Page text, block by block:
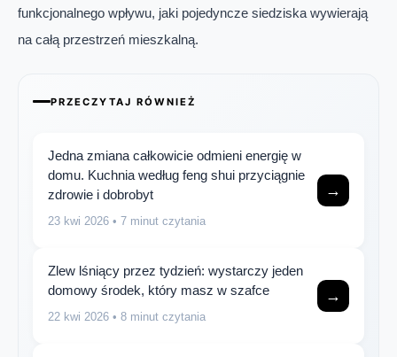
funkcjonalnego wpływu, jaki pojedyncze siedziska wywierają
na całą przestrzeń mieszkalną.
PRZECZYTAJ RÓWNIEŻ
Jedna zmiana całkowicie odmieni energię w
domu. Kuchnia według feng shui przyciągnie
zdrowie i dobrobyt
23 kwi 2026 • 7 minut czytania
→
Zlew lśniący przez tydzień: wystarczy jeden
domowy środek, który masz w szafce
22 kwi 2026 • 8 minut czytania
→